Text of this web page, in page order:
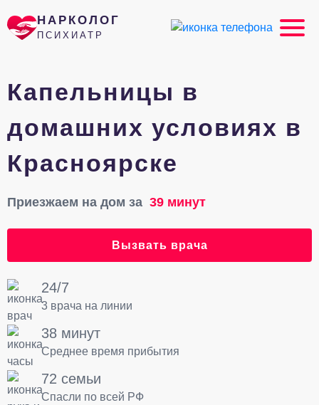
НАРКОЛОГ
ПСИХИАТР
Капельницы в
домашних условиях в
Красноярске
Приезжаем на дом за 39 минут
Вызвать врача
24/7
3 врача на линии
38 минут
Среднее время прибытия
72 семьи
Спасли по всей РФ